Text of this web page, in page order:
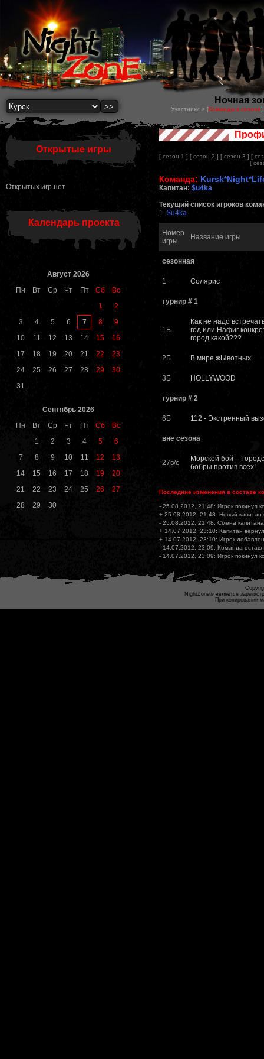
Ночная
Участники > [Команды в сезоне]
Открытые игры
Открытых игр нет
Календарь проекта
Август 2026
Пн
Вт Ср Чт Пт Сб
Вс
1
2
3
4 5 6 7 8
9
10
11 12 13 14 15
16
17
18 19 20 21 22
23
24
25 26 27 28 29
30
31
Сентябрь 2026
Пн
Вт Ср Чт Пт Сб
Вс
1
2 3 4 5
6
7
8 9 10 11 12
13
14
15 16 17 18 19
20
21
22 23 24 25 26
27
28
29 30
[ сезон 1 ] [ сезон 2 ] [ сезон 3 ] [
[
Команда:
Капитан: $u4ka
Текущий список игроков
1. $u4ka
Номер
игры
Название игры
сезонная
1 Солярис
турнир # 1
1Б
Как не надо
год или Нафиг
город какой???
2Б В мире жЫвотных
3Б HOLLYWOOD
турнир # 2
6Б 112 - Экстренный
вне сезона
27в/с
Морской бой –
бобры против всех!
Последние изменения в составе
- 25.08.2012, 21:48: Игрок покинул
+ 25.08.2012, 21:48: Новый капитан
- 25.08.2012, 21:48: Смена
+ 14.07.2012, 23:10: Капитан
+ 14.07.2012, 23:10: Игрок
- 14.07.2012, 23:09: Команда
- 14.07.2012, 23:09: Игрок покинул
NightZone® является
При копировании